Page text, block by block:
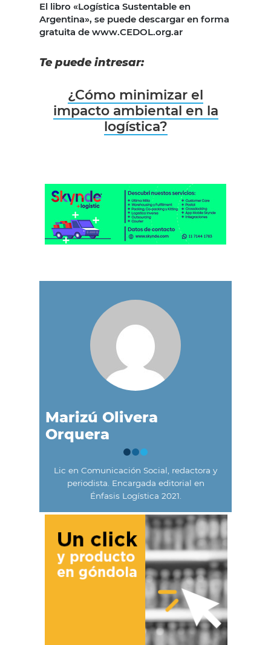
El libro «Logística Sustentable en
Argentina», se puede descargar en forma
gratuita de www.CEDOL.org.ar
Te puede intresar:
¿Cómo minimizar el
impacto ambiental en la
logística?
Marizú Olivera
Orquera
Lic en Comunicación Social, redactora y
periodista. Encargada editorial en
Énfasis Logística 2021.